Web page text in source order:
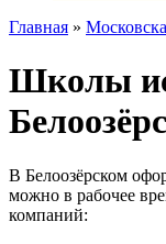
Главная »
Школы
В Белоозёрском
можно в рабочее
компаний: